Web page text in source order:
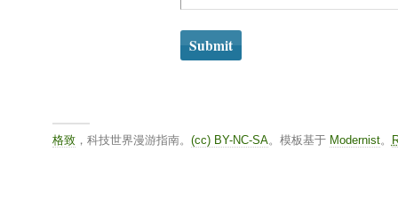
格致，科技世界漫游指南。 (cc) BY-NC-SA。模板基于 Modernist。